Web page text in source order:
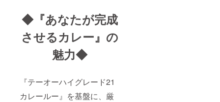
◆『あなたが完成
させるカレー』の
魅力◆
『テーオーハイグレード21
カレールー』を基盤に、厳